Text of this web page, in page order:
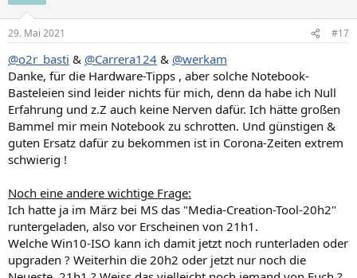
29. Mai 2021 #17
@o2r_basti & @Carrera124 & @werkam
Danke, für die Hardware-Tipps , aber solche Notebook-
Basteleien sind leider nichts für mich, denn da habe ich Null
Erfahrung und z.Z auch keine Nerven dafür. Ich hätte großen
Bammel mir mein Notebook zu schrotten. Und günstigen &
guten Ersatz dafür zu bekommen ist in Corona-Zeiten extrem
schwierig !
Noch eine andere wichtige Frage:
Ich hatte ja im März bei MS das "Media-Creation-Tool-20h2"
runtergeladen, also vor Erscheinen von 21h1.
Welche Win10-ISO kann ich damit jetzt noch runterladen oder
upgraden ? Weiterhin die 20h2 oder jetzt nur noch die